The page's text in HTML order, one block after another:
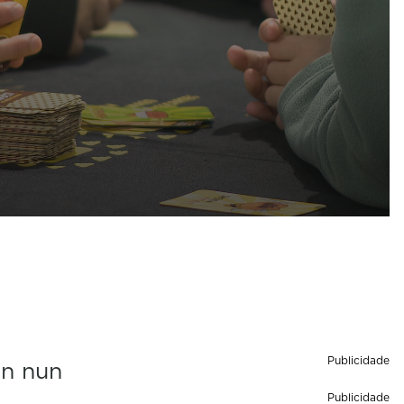
nun
Publicidade
Publicidade